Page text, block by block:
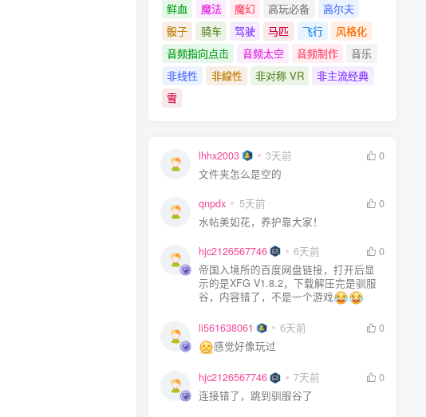
鲜血
魔法 魔幻 高玩必备
高尔夫
骰子
骑车 驾驶 马匹 飞行
风格化
音频指向点击
音频太空 音频制作
音乐
非线性
非線性 非对称 VR
非主流经典
雪
lhhx2003 3天前
0
文件夹怎么是空的
qnpdx 5天前
0
水帖美如花，养护靠大家！
hjc2126567746 6天前
0
帝国入境所的百度网盘链接，打开后显
示的是XFG V1.8.2，下载解压完是驯服
谷，内容错了，不是一个游戏
li561638061 6天前
0
感觉好像玩过
hjc2126567746 7天前
0
连接错了，跳到驯服谷了